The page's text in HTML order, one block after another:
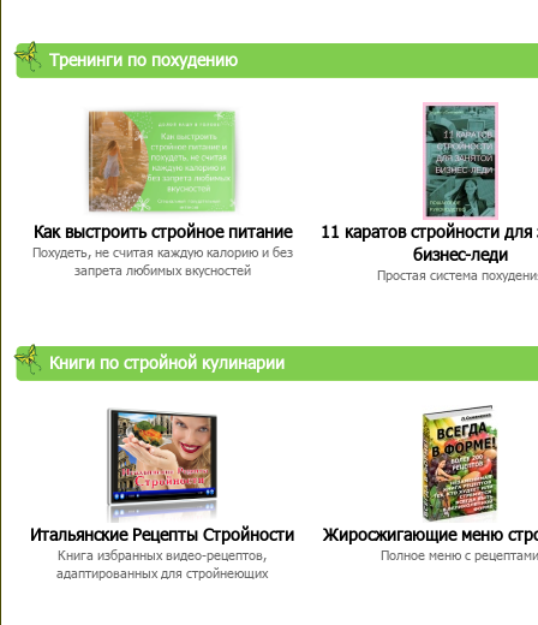
Тренинги по похудению
Как выстроить стройное питание
Похудеть, не считая каждую калорию и без
запрета любимых вкусностей
11 каратов стройности для
бизнес-леди
Простая система
Книги по стройной кулинарии
Итальянские Рецепты Стройности
Книга избранных видео-рецептов,
адаптированных для стройнеющих
Жиросжигающие меню
Полное меню с рецептами